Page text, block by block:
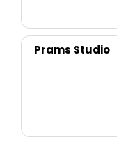
Prams Studio